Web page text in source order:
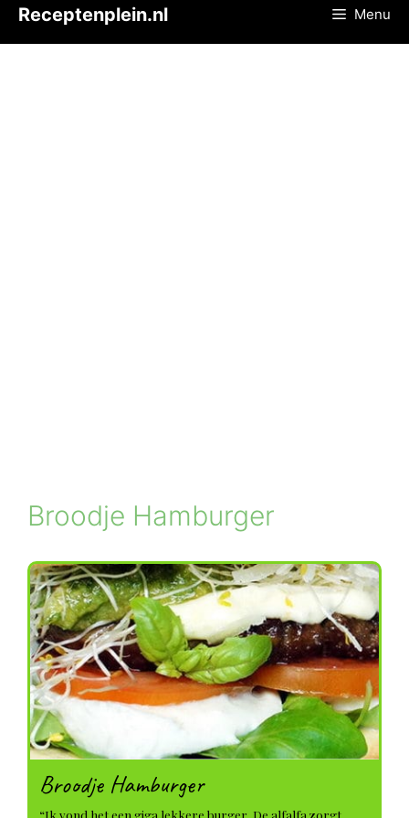
Receptenplein.nl Menu
Broodje Hamburger
Broodje Hamburger
“Ik vond het een giga lekkere burger. De alfalfa zorgt